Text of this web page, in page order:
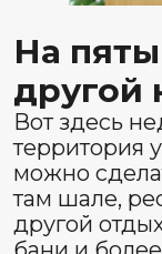
К
точнее
У хорошей
хочется
действительно
бассейн,
на горном
том, чтобы за